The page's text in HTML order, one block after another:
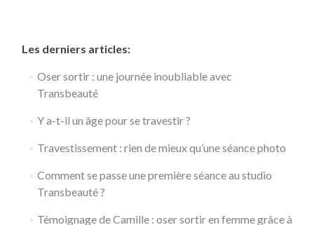
Les derniers articles:
Oser sortir : une journée inoubliable avec
Transbeauté
Y a-t-il un âge pour se travestir ?
Travestissement : rien de mieux qu’une séance photo
Comment se passe une première séance au studio
Transbeauté ?
Témoignage de Camille : oser sortir en femme grâce à